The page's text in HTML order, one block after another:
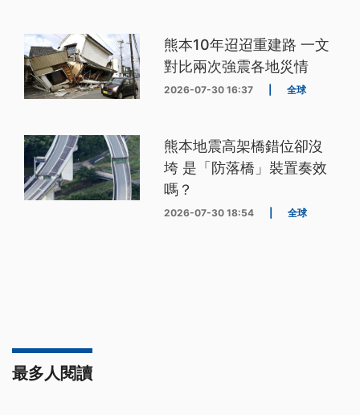
熊本10年迢迢重建路 一文
對比兩次強震各地災情
2026-07-30 16:37 全球
熊本地震高架橋錯位卻沒
垮 是「防落橋」裝置奏效
嗎？
2026-07-30 18:54 全球
最多人閱讀